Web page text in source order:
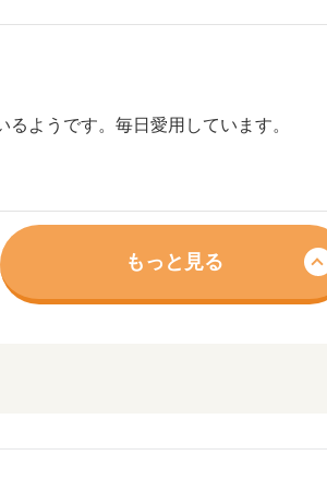
ようです。毎日愛用しています。
もっと見る